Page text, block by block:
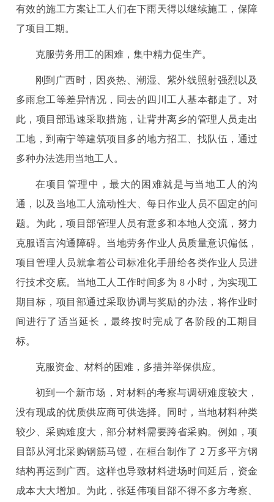
有效的施工方案让工人们在下雨天得以继续施工，保障
了项目工期。
克服劳务用工的困难，集中精力促生产。
刚到广西时，因炎热、潮湿、紫外线照射强烈以及
多雨怠工等差异情况，同去的四川工人基本都走了。对
此，项目部迅速采取措施，让背井离乡的管理人员走出
工地，到南宁等建筑项目多的地方招工、找队伍，通过
多种办法选用当地工人。
在项目管理中，最大的困难就是与当地工人的沟
通，以及当地工人流动性大、每日作业人员不固定的问
题。为此，项目部管理人员有意多和本地人交流，努力
克服语言沟通障碍。当地劳务作业人员质量意识偏低，
项目管理人员就拿着公司标准化手册给各类作业人员进
行技术交底。当地工人工作时间多为 8 小时，为实现工
期目标，项目部通过采取协调与奖励的办法，将作业时
间进行了适当延长，最终按时完成了各阶段的工期目
标。
克服资金、材料的困难，多措并举保供应。
初到一个新市场，对材料的考察与调研难度较大，
没有现成的优质供应商可供选择。同时，当地材料种类
较少、采购难度大，部分材料需要跨省采购。例如，项
目部从河北采购钢筋马镫，在桓台制作了 2 万多平方钢
结构再运到广西。这样也导致材料进场时间延后，资金
成本大大增加。为此，张廷伟项目部不得不多方考察、